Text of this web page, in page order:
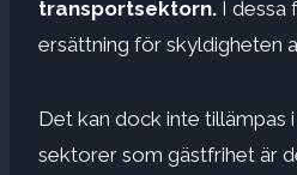
transportsektorn. I dessa
ersättning för skyldigheten
Det kan dock inte tillämpas
sektorer som gästfrihet är